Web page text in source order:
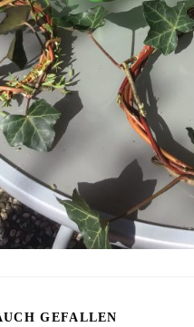
GEFALLEN